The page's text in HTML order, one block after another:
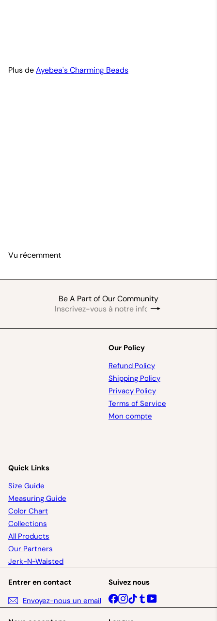
Plus deAyebea's Charming Beads
Vu récemment
Be A Part of Our Community
S'inscrire
Inscrivez-
Our Policy
Refund Policy
Shipping Policy
Privacy Policy
Terms of Service
Mon compte
Quick Links
Size Guide
Measuring Guide
Color Chart
Collections
All Products
Our Partners
Jerk-N-Waisted
Entrer en contact
Envoyez-nous un email
Suivez nous
Facebook
Instagram
TikTokTumblrYouTube